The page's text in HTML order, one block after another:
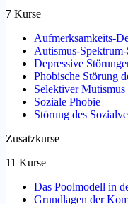
7 Kurse
Aufmerksamkeits-
Autismus-
Depressive
Phobische Störung
Selektiver Mutismus
Soziale Phobie
Störung des
Zusatzkurse
11 Kurse
Das Poolmodell in
Grundlagen der